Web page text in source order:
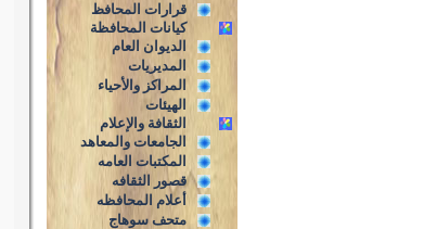
قرارات المحافظ
كيانات المحافظة
الديوان العام
المديريات
المراكز والأحياء
الهيئات
الثقافة والإعلام
الجامعات والمعاهد
المكتبات العامه
قصور الثقافه
أعلام المحافظه
متحف سوهاج